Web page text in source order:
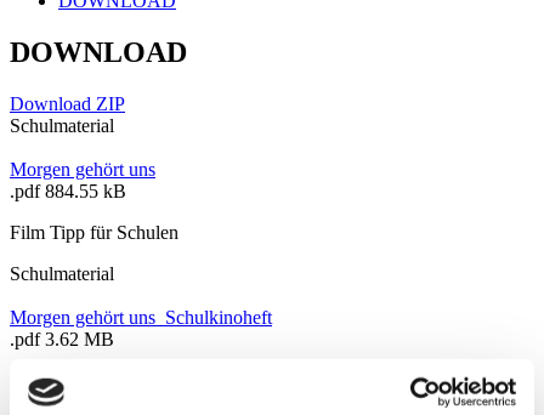
DOWNLOAD
Download ZIP
Schulmaterial
Morgen gehört uns
.pdf 884.55 kB
Film Tipp für Schulen
Schulmaterial
Morgen gehört uns_Schulkinoheft
.pdf 3.62 MB
Schulkinoheft